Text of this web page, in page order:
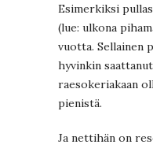
Esimerkiksi
(lue: ulkona
vuotta. Sellainen
hyvinkin
raesokeriakaan
pienistä.
Ja nettihän on